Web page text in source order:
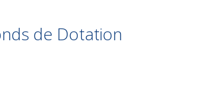
de Dotation